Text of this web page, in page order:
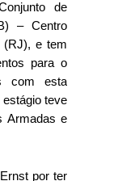
de
– Centro
(RJ), e tem
para o
com esta
teve
Armadas e
por ter